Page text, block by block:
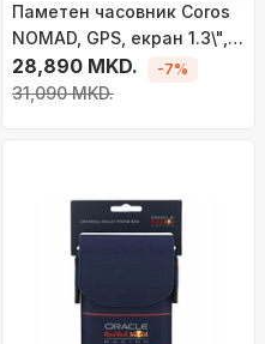
Паметен часовник Coros
NOMAD, GPS, екран 1.3\",
црна
28,890 MKD.
31,090 MKD.
-7%